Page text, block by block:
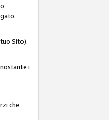
Sito).
i
che